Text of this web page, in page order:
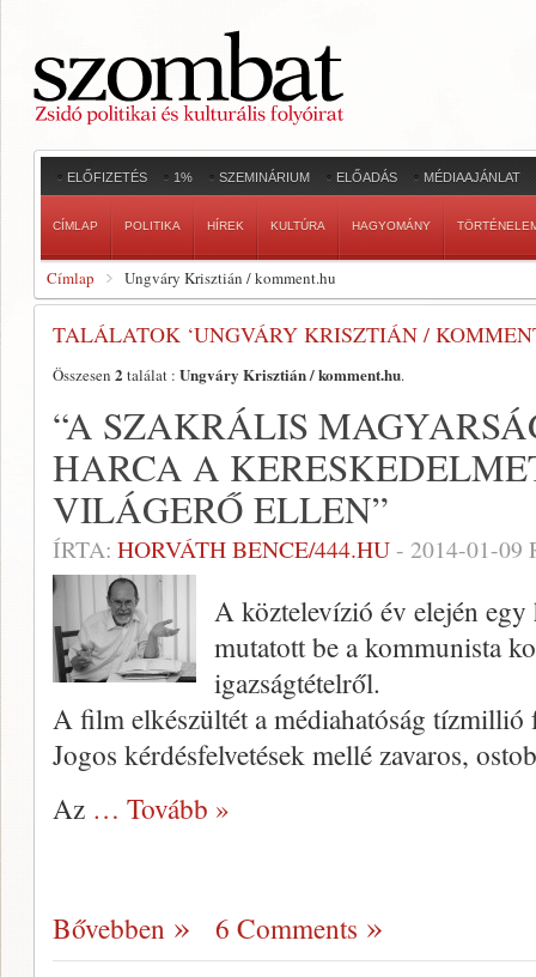
ELŐFIZETÉS 1% SZEMINÁRIUM ELŐADÁS MÉDIAAJÁNLAT
CÍMLAP POLITIKA HÍREK KULTÚRA HAGYOMÁNY
Címlap Ungváry Krisztián / komment.hu
TALÁLATOK ‘UNGVÁRY KRISZTIÁN /
Összesen 2 találat : Ungváry Krisztián / komment.hu.
“A SZAKRÁLIS
HARCA A
VILÁGERŐ ELLEN”
ÍRTA: HORVÁTH BENCE/444.HU- 2014-01-09
A köztelevízió év elején
mutatott be a kommunista
igazságtételről.
A film elkészültét a médiahatóság tízmillió
Jogos kérdésfelvetések mellé zavaros,
Az … Tovább »
Bővebben 6 Comments